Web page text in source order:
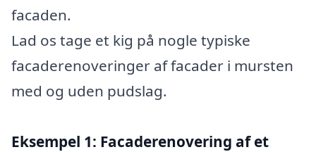
facaden.
Lad os tage et kig på nogle typiske
facaderenoveringer af facader i mursten
med og uden pudslag.
Eksempel 1: Facaderenovering af et